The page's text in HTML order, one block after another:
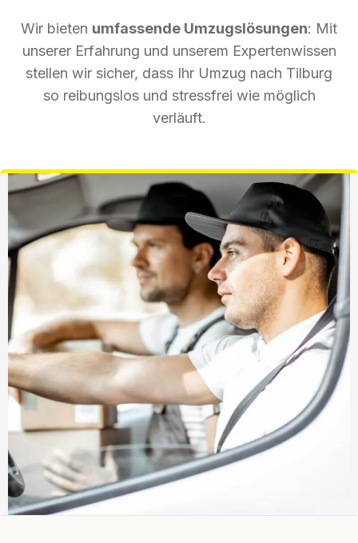
Wir bieten umfassende Umzugslösungen: Mit
unserer Erfahrung und unserem Expertenwissen
stellen wir sicher, dass Ihr Umzug nach Tilburg
so reibungslos und stressfrei wie möglich
verläuft.